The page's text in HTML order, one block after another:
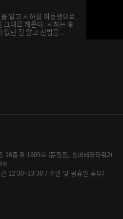
알고 시하를 여동생으로
그대로 해준다. 시하는 후
없단 걸 알고 선법을...
16층 B-1609호 (문정동, 송파테라타워2)
12:30~13:30 / 주말 및 공휴일 휴무)